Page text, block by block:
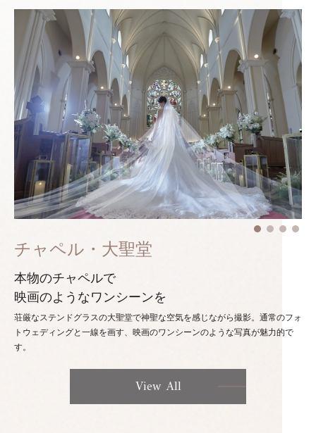
チャペル・大聖堂
本物のチャペルで
映画のようなワンシーンを
荘厳なステンドグラスの大聖堂で神聖な空気を感じながら撮影。通常のフォ
トウェディングと一線を画す、映画のワンシーンのような写真が魅力的で
す。
View All